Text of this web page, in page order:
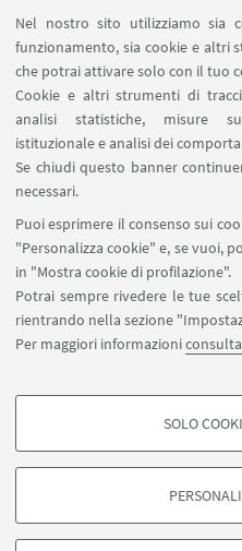
Nel nostro sito utilizziamo sia
funzionamento, sia cookie e altri
che potrai attivare solo con il tuo
Cookie e altri strumenti di
analisi statistiche, misure
istituzionale e analisi dei
Se chiudi questo banner
necessari.
Puoi esprimere il consenso sui
"Personalizza cookie" e, se vuoi,
in "Mostra cookie di profilazione".
Potrai sempre rivedere le tue
rientrando nella sezione
Per maggiori informazioni
COOKIE DI PROFILAZIONE -
degli utenti, creare profili in base al
di marketing.
SOLO
SERVIZI
Carta
SEGUI IL
SEGUI
©Copyright 2026 - ALMA
Bologna - Via Zamboni, 33 -
Privacy
Note legali